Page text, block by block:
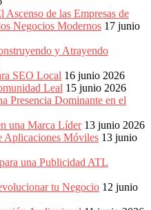
de las Empresas de
Negocios Modernos 17 junio
y Atrayendo
SEO Local 16 junio 2026
Leal 15 junio 2026
Presencia Dominante en el
una Marca Líder 13 junio 2026
Aplicaciones Móviles 13 junio
una Publicidad ATL
tu Negocio 12 junio